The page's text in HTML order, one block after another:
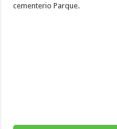
cementerio Parque.